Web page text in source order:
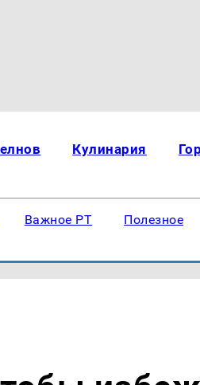
Кулинария
Важное РТ Полезное